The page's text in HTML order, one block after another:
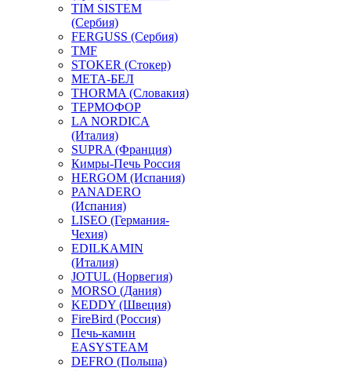
TIM SISTEM
(Сербия)
FERGUSS (Сербия)
TMF
STOKER (Стокер)
МЕТА-БЕЛ
THORMA (Словакия)
ТЕРМОФОР
LA NORDICA
(Италия)
SUPRA (Франция)
Кимры-Печь Россия
HERGOM (Испания)
PANADERO
(Испания)
LISEO (Германия-
Чехия)
EDILKAMIN
(Италия)
JOTUL (Норвегия)
MORSO (Дания)
KEDDY (Швеция)
FireBird (Россия)
Печь-камин
EASYSTEAM
DEFRO (Польша)